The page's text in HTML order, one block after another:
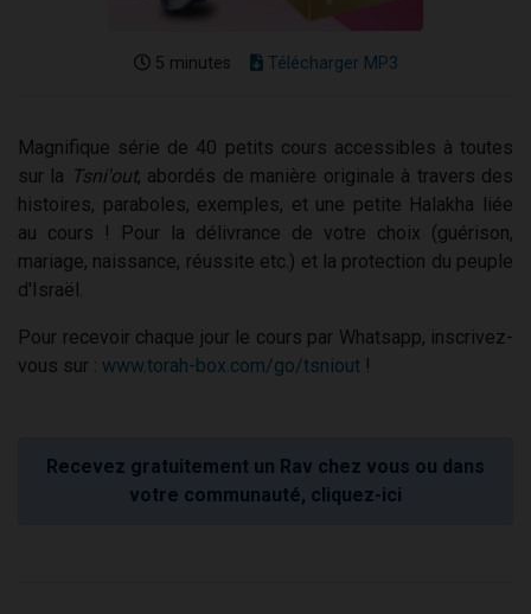
5 minutes Télécharger MP3
Magnifique série de 40 petits cours accessibles à toutes
sur la Tsni'out, abordés de manière originale à travers des
histoires, paraboles, exemples, et une petite Halakha liée
au cours ! Pour la délivrance de votre choix (guérison,
mariage, naissance, réussite etc.) et la protection du peuple
d'Israël.
Pour recevoir chaque jour le cours par Whatsapp, inscrivez-
vous sur : www.torah-box.com/go/tsniout !
Recevez gratuitement un Rav chez vous ou dans
votre communauté, cliquez-ici